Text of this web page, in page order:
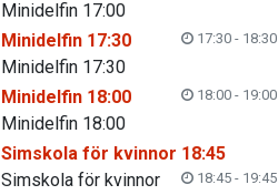
Minidelfin 17:00
Minidelfin 17:30
17:30 - 18:30
Minidelfin 17:30
Minidelfin 18:00
18:00 - 19:00
Minidelfin 18:00
Simskola för kvinnor 18:45
18:45 - 19:45
Simskola för kvinnor